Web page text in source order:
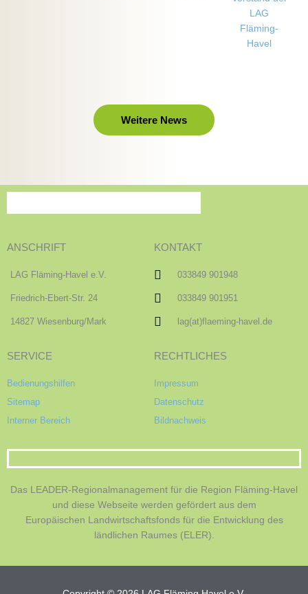
Weitere News
ANSCHRIFT
LAG Fläming-Havel e.V.
Friedrich-Ebert-Str. 24
14827 Wiesenburg/Mark
KONTAKT
033849 901948
033849 901951
lag(at)flaeming-havel.de
SERVICE
Bedienungshilfen
Sitemap
Interner Bereich
RECHTLICHES
Impressum
Datenschutz
Bildnachweis
Das LEADER-Regionalmanagement für die Region Fläming-Havel
und diese Webseite werden gefördert aus dem
Europäischen Landwirtschaftsfonds für die Entwicklung des
ländlichen Raumes (ELER).